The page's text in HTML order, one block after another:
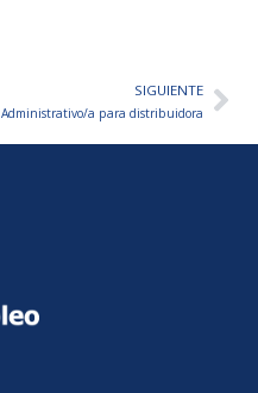
SIGUIENTE
Administrativo/a para distribuidora